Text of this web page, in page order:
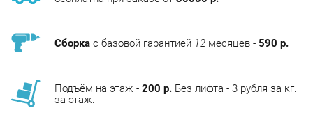
с базовой гарантией месяцев -
Подъём на этаж -200 р.Без лифта - 3 рубля за кг.
АНАЛОГИ